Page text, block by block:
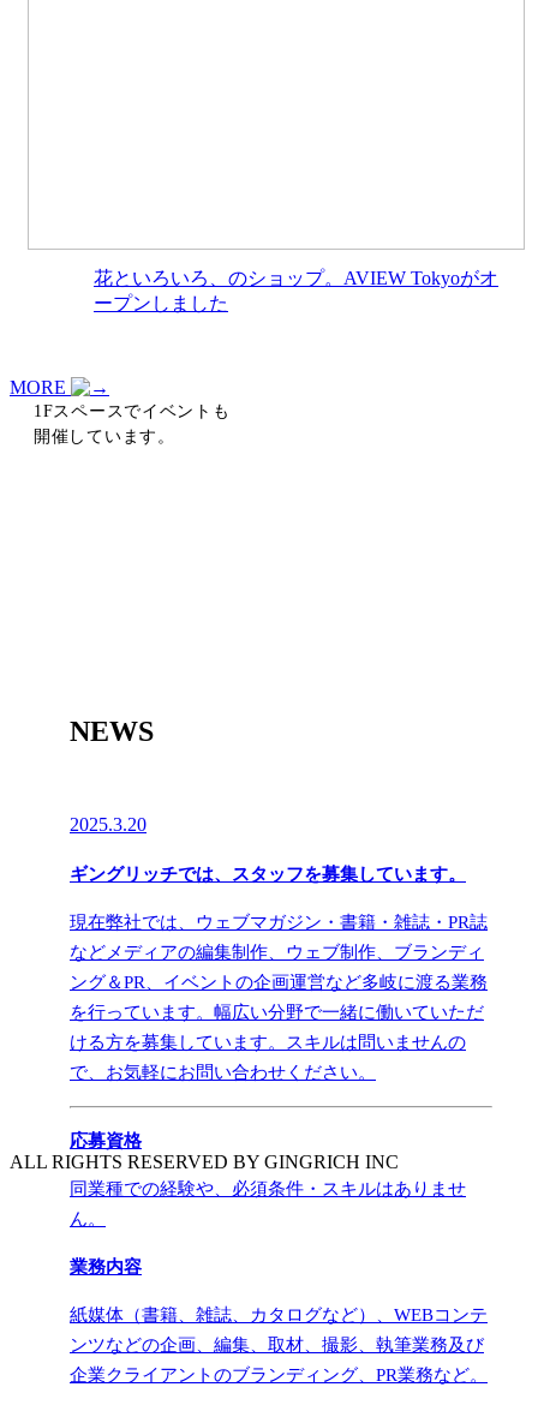
花といろいろ、のショップ。AVIEW Tokyoがオ
ープンしました
MORE
1Fスペースでイベントも
開催しています。
NEWS
2025.3.20
ギングリッチでは、スタッフを募集しています。
現在弊社では、ウェブマガジン・書籍・雑誌・PR誌
などメディアの編集制作、ウェブ制作、ブランディ
ング＆PR、イベントの企画運営など多岐に渡る業務
を行っています。幅広い分野で一緒に働いていただ
ける方を募集しています。スキルは問いませんの
で、お気軽にお問い合わせください。
応募資格
同業種での経験や、必須条件・スキルはありませ
ん。
業務内容
紙媒体（書籍、雑誌、カタログなど）、WEBコンテ
ンツなどの企画、編集、取材、撮影、執筆業務及び
企業クライアントのブランディング、PR業務など。
ALL RIGHTS RESERVED BY GINGRICH INC